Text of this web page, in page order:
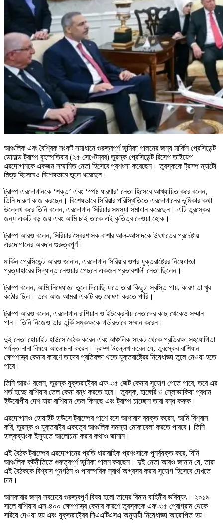
আঞ্চলিক এবং বৈশ্বিক সংকট সমাধানে গুরুত্বপূর্ণ ভূমিকা পালনের জন্য মার্কিন প্রেসিডেন্ট
ডোনাল্ড ট্রাম্প বৃহস্পতিবার (২৫ সেপ্টেম্বর) তুরস্ক প্রেসিডেন্ট রিসেপ তাইয়েপ
এরদোগানকে একজন সম্মানিত নেতা হিসেবে প্রশংসা করেছেন। তুরস্ককে ট্রাম্প ন্যাটো
মিত্র হিসেবেও বিশেষভাবে তুলে ধরেছেন।
ট্রাম্প এরদোগানকে ‘শক্ত’ এবং ‘স্পষ্ট ধারণার’ নেতা হিসেবে আখ্যায়িত করে বলেন,
তিনি দারুণ কাজ করছেন। বিশেষভাবে সিরিয়ার পরিস্থিতিতে এরদোগানের ভূমিকার কথা
উল্লেখ করে তিনি বলেন, এরদোগান সিরিয়ার সমস্যা সমাধান করেছেন। এটি তুরস্কের
জন্য একটি বড় জয় এবং আমি চাই তাকে এই কৃতিত্ব দেওয়া হোক।
ট্রাম্প আরও বলেন, সিরিয়ার স্বৈরশাসক বাশার আল-আসাদকে উৎখাতের প্রচেষ্টায়
এরদোগানের অবদান গুরুত্বপূর্ণ।
মার্কিন প্রেসিডেন্ট আরও জানান, এরদোগান সিরিয়ার ওপর যুক্তরাষ্ট্রের নিষেধাজ্ঞা
প্রত্যাহারের সিদ্ধান্ত নেওয়ার পেছনে একজন প্রভাবশালী নেতা ছিলেন।
ট্রাম্প বলেন, আমি নিষেধাজ্ঞা তুলে দিয়েছি যাতে তারা কিছুটা স্বস্তি পায়, কারণ তা খুব
কঠোর ছিল। তবে আজ আমরা একটি বড় ঘোষণা করতে পারি।
ট্রাম্প আরও বলেন, এরদোগান রাশিয়ান ও ইউক্রেনীয় নেতাদের কাছ থেকেও সম্মান
পান। তিনি নিজেও তার তুর্কি সমকক্ষকে গভীরভাবে সম্মান করেন।
দুই নেতা হোয়াইট হাউসে বৈঠক করেন এবং আঞ্চলিক সংকট থেকে প্রতিরক্ষা সহযোগিতা
পর্যন্ত নানা বিষয়ে আলোচনা করেন। ট্রাম্প উল্লেখ করেন যে, তুরস্কের রাশিয়ান
ক্ষেপণাস্ত্র কেনার কারণে তাদের প্রতিরক্ষা খাতে যুক্তরাষ্ট্রের নিষেধাজ্ঞা তুলে নেওয়া হতে
পারে।
তিনি আরও বলেন, তুরস্ক যুক্তরাষ্ট্রের এফ-৩৫ জেট কেনার সুযোগ পেতে পারে, তবে এর
শর্ত হচ্ছে রাশিয়ার তেল কেনা বন্ধ করতে হবে। তুরস্ক, হাঙ্গেরি ও স্লোভাকিয়া প্রধান
ইউরোপীয় দেশ যারা রাশিয়ান তেল কিনছে এবং ট্রাম্প চাচ্ছেন তারা বন্ধ করুক।
এরদোগানও হোয়াইট হাউসে ট্রাম্পের পাশে বসে আশাবাদ ব্যক্ত করেন, আমি বিশ্বাস
করি, তুরস্ক ও যুক্তরাষ্ট্র একত্রে আঞ্চলিক সমস্যা মোকাবেলা করতে পারবে। তিনি
হাল্কব্যাংক ইস্যুতে আলোচনা করার কথাও জানান।
এই বৈঠক ট্রাম্পের এরদোগানের প্রতি ধারাবাহিক প্রশংসাকে পুনর্ব্যক্ত করে, যিনি
আঞ্চলিক কূটনীতিতে গুরুত্বপূর্ণ ভূমিকা পালন করছেন। দুই নেতা আরও জানান যে, তারা
এই বৈঠককে বিশ্বাস পুনর্গঠন ও পারস্পরিক স্বার্থ অগ্রসর করার সুযোগ হিসেবে দেখতে
চান।
আনকারার জন্য সবচেয়ে গুরুত্বপূর্ণ বিষয় হলো তাদের বিমান বাহিনীর ভবিষ্যৎ। ২০১৯
সালে রাশিয়ার এস-৪০০ ক্ষেপণাস্ত্র কেনার কারণে তুরস্ককে এফ-৩৫ প্রোগ্রাম থেকে
সরিয়ে দেওয়া হয় এবং যুক্তরাষ্ট্রের সিএএটিএসএ অনুযায়ী নিষেধাজ্ঞা আরোপিত হয়।